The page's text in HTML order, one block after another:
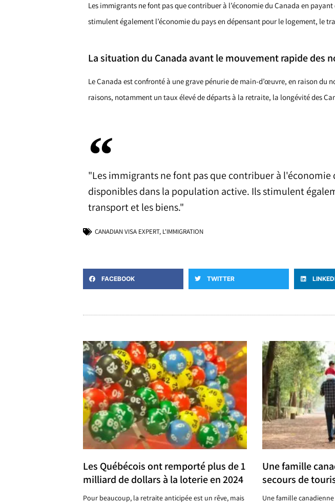
Les immigrants ne font pas que contribuer à l’économie du Canada en
stimulent également l’économie du pays en dépensant pour le logement, le
La situation du Canada avant le mouvement rapide des
Le Canada est confronté à une grave pénurie de main-d’œuvre, en raison du
raisons, notamment un taux élevé de départs à la retraite, la longévité des
"Les immigrants ne font pas que contribuer à
disponibles dans la population active. Ils stimulent
transport et les biens."
CANADIAN VISA EXPERT, L'IMMIGRATION
FACEBOOK TWITTER
Les Québécois ont remporté plus de 1
milliard de dollars à la loterie en 2024
Pour beaucoup, la retraite anticipée est un rêve, mais
Une famille
secours de
Une famille